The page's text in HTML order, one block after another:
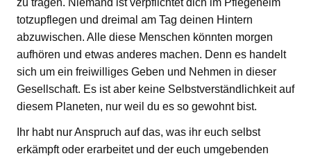
totzupflegen und dreimal am Tag deinen Hintern
abzuwischen. Alle diese Menschen könnten morgen
aufhören und etwas anderes machen. Denn es handelt
sich um ein freiwilliges Geben und Nehmen in dieser
Gesellschaft. Es ist aber keine Selbstverständlichkeit auf
diesem Planeten, nur weil du es so gewohnt bist.
Ihr habt nur Anspruch auf das, was ihr euch selbst
erkämpft oder erarbeitet und der euch umgebenden